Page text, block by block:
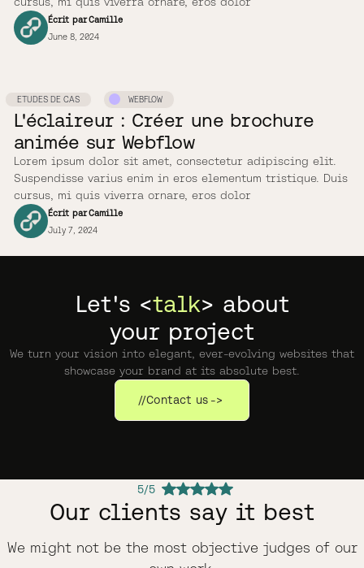
Écrit parCamille
June 8, 2024
ETUDES DE CAS WEBFLOW
L'éclaireur : Créer une brochure
animée sur Webflow
Lorem ipsum dolor sit amet, consectetur adipiscing elit.
Suspendisse varius enim in eros elementum tristique. Duis
cursus, mi quis viverra ornare, eros dolor
Écrit parCamille
July 7, 2024
Let's <talk> about
your project
We turn your vision into elegant, ever-evolving websites that
showcase your brand at its absolute best.
//Contact us ->
5/5
Our clients say it best
We might not be the most objective judges of our